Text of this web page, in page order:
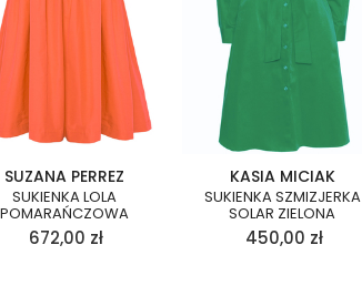
SUZANA PERREZ
SUKIENKA LOLA
POMARAŃCZOWA
672,00 zł
KASIA MICIAK
SUKIENKA SZMIZJERKA
SOLAR ZIELONA
450,00 zł